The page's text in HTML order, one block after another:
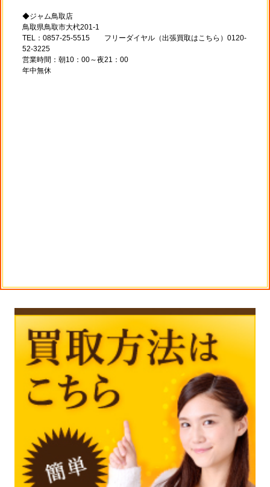
◆ジャム鳥取店
鳥取県鳥取市大杙201-1
TEL：0857-25-5515 フリーダイヤル（出張買取はこちら）0120-
52-3225
営業時間：朝10：00～夜21：00
年中無休